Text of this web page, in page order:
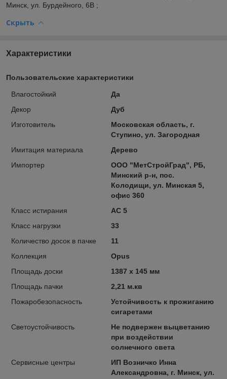
Минск, ул. Бурдейного, 6В ;
Скрыть
Характеристики
Пользовательские характеристики
Влагостойкий
Да
Декор
Дуб
Изготовитель
Московская область, г.
Ступино, ул. Загородная
Имитация материала
Дерево
Импортер
ООО "МетСтройГрад", РБ,
Минский р-н, пос.
Колодищи, ул. Минская 5,
офис 360
Класс истирания
AC 5
Класс нагрузки
33
Количество досок в пачке
11
Коллекция
Opus
Площадь доски
1387 x 145 мм
Площадь пачки
2,21 м.кв
Пожаробезопасность
Устойчивость к прожиганию
сигаретами
Светоустойчивость
Не подвержен выцветанию
при воздействии
солнечного света
Сервисные центры
ИП Возничко Инна
Александровна, г. Минск, ул.